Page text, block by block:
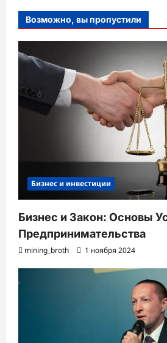
Возможно, вы пропустили
Бизнес и инвестиции
Бизнес и Закон: Основы
Предпринимательства
mining_broth 1 ноября 2024